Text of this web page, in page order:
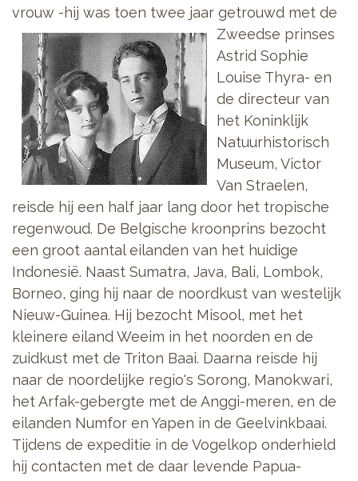
vrouw -hij was toen twee jaar getrouwd met de
Zweedse prinses
Astrid Sophie
Louise Thyra- en
de directeur van
het Koninklijk
Natuurhistorisch
Museum, Victor
Van Straelen,
reisde hij een half jaar lang door het tropische
regenwoud. De Belgische kroonprins bezocht
een groot aantal eilanden van het huidige
Indonesië. Naast Sumatra, Java, Bali, Lombok,
Borneo, ging hij naar de noordkust van westelijk
Nieuw-Guinea. Hij bezocht Misool, met het
kleinere eiland Weeim in het noorden en de
zuidkust met de Triton Baai. Daarna reisde hij
naar de noordelijke regio's Sorong, Manokwari,
het Arfak-gebergte met de Anggi-meren, en de
eilanden Numfor en Yapen in de Geelvinkbaai.
Tijdens de expeditie in de Vogelkop onderhield
hij contacten met de daar levende Papua-